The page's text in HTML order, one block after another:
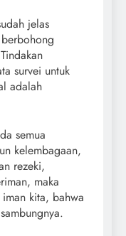
jelas
survei untuk
adalah
semua
kelembagaan,
rezeki,
maka
kita, bahwa